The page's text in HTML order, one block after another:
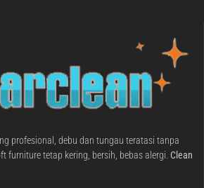
profesional, debu dan tungau teratasi tanpa
furniture tetap kering, bersih, bebas alergi. Clean